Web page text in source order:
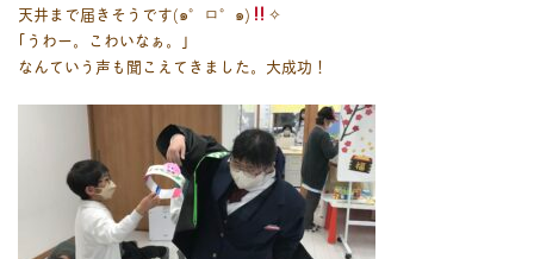
天井まで届きそうです(๑°ㅁ°๑)
✧
｢うわー。こわいなぁ。｣
なんていう声も聞こえてきました。大成功！